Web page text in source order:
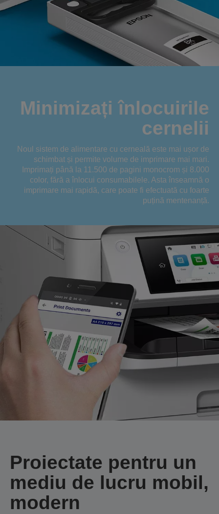
Minimizați înlocuirile
cernelii
Noul sistem de alimentare cu cerneală este mai ușor de
schimbat și permite volume de imprimare mai mari.
Imprimați până la 11.500 de pagini monocrom și 8.000
color, fără a înlocui consumabilele. Asta înseamnă o
imprimare mai rapidă, care poate fi efectuată cu foarte
puțină mentenanță.
Proiectate pentru un
mediu de lucru mobil,
modern